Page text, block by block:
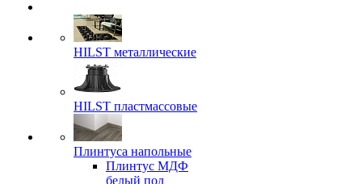
HILST металлические
HILST пластмассовые
Плинтуса напольные
Плинтус МДФ
белый под